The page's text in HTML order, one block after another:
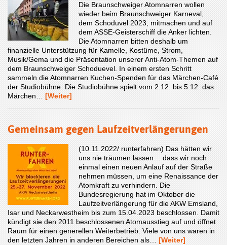
Die Braunschweiger Atomnarren wollen
wieder beim Braunschweiger Karneval,
dem Schoduvel 2023, mitmachen und auf
dem ASSE-Geisterschiff die Anker lichten.
Die Atomnarren bitten deshalb um
finanzielle Unterstützung für Kamelle, Kostüme, Strom,
Musik/Gema und die Präsentation unserer Anti-Atom-Themen auf
dem Braunschweiger Schoduevel. In einem ersten Schritt
sammeln die Atomnarren Kuchen-Spenden für das Märchen-Café
der Studiobühne. Die Studiobühne spielt vom 2.12. bis 5.12. das
Märchen… [Weiter]
Gemeinsam gegen Laufzeitverlängerungen
(10.11.2022/ runterfahren) Das hätten wir
uns nie träumen lassen… dass wir noch
einmal einen neuen Anlauf auf der Straße
nehmen müssen, um eine Renaissance der
Atomkraft zu verhindern. Die
Bundesregierung hat im Oktober die
Laufzeitverlängerung für die AKW Emsland,
Isar und Neckarwestheim bis zum 15.04.2023 beschlossen. Damit
kündigt sie den 2011 beschlossenen Atomausstieg auf und öffnet
Raum für einen generellen Weiterbetrieb. Viele von uns waren in
den letzten Jahren in anderen Bereichen als… [Weiter]